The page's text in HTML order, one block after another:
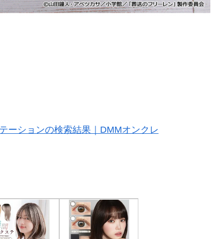
ーションの検索結果｜DMMオンクレ